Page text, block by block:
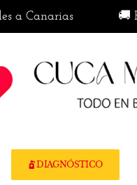
Canarias 🚚
DIAGNÓSTICO